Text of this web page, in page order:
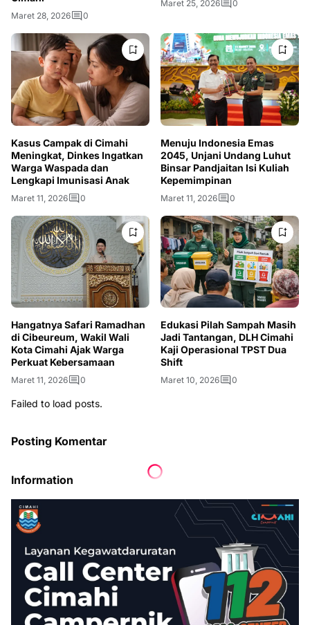
Maret 28, 2026 0
Maret 25, 2026 0
Kasus Campak di Cimahi
Meningkat, Dinkes Ingatkan
Warga Waspada dan
Lengkapi Imunisasi Anak
Maret 11, 2026 0
Menuju Indonesia Emas
2045, Unjani Undang Luhut
Binsar Pandjaitan Isi Kuliah
Kepemimpinan
Maret 11, 2026 0
Hangatnya Safari Ramadhan
di Cibeureum, Wakil Wali
Kota Cimahi Ajak Warga
Perkuat Kebersamaan
Maret 11, 2026 0
Edukasi Pilah Sampah Masih
Jadi Tantangan, DLH Cimahi
Kaji Operasional TPST Dua
Shift
Maret 10, 2026 0
Failed to load posts.
Posting Komentar
Information